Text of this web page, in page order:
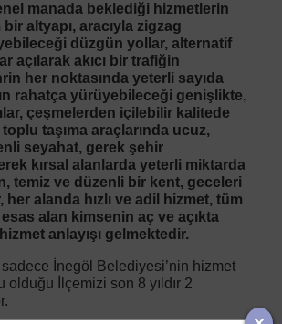
manada beklediği hizmetlerin
altyapı, aracıyla zigzag
düzgün yollar, alternatif
açılarak akıcı bir trafiğin
her noktasında yeterli sayıda
rahatça yürüyebileceği genişlikte,
çeşmelerden içilebilir kalitede
taşıma araçlarında ucuz,
seyahat, gerek şehir
kırsal alanlarda yeterli miktarda
temiz ve düzenli bir kent, geceleri
her alanda hızlı ve adil hizmet, tüm
alan kimsenin aç ve açıkta
anlayışı gelmektedir.
sadece İnegöl Belediyesi’nin hizmet
olduğu İlçemizi son 8 yıldır 2